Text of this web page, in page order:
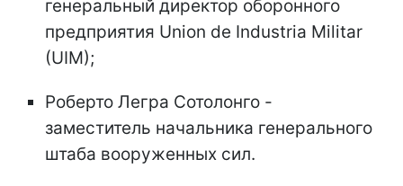
генеральный директор оборонного
предприятия Union de Industria Militar
(UIM);
Роберто Легра Сотолонго -
заместитель начальника генерального
штаба вооруженных сил.